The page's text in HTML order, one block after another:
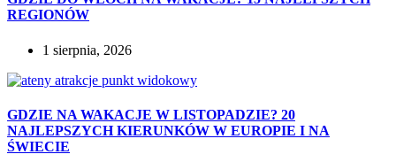
REGIONÓW
1 sierpnia, 2026
GDZIE NA WAKACJE W LISTOPADZIE? 20
NAJLEPSZYCH KIERUNKÓW W EUROPIE I NA
ŚWIECIE